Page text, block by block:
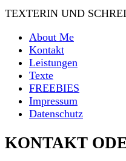
TEXTERIN UND
About Me
Kontakt
Leistungen
Texte
FREEBIES
Impressum
Datenschutz
KONTAKT